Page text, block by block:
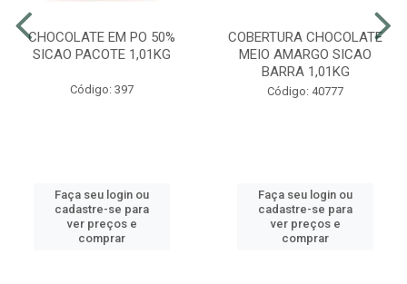
CHOCOLATE EM PO 50%
SICAO PACOTE 1,01KG
Código: 397
Faça seu login ou
cadastre-se para
ver preços e
comprar
COBERTURA CHOCOLATE
MEIO AMARGO SICAO
BARRA 1,01KG
Código: 40777
Faça seu login ou
cadastre-se para
ver preços e
comprar